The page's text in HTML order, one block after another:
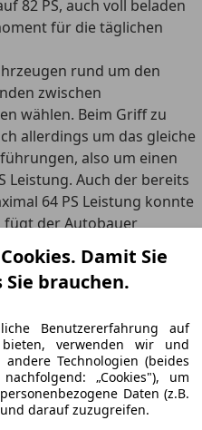
82 PS, auch voll beladen
für die täglichen
rund um den
zwischen
wählen. Beim Griff zu
allerdings um das gleiche
also um einen
Leistung. Auch der bereits
64 PS Leistung konnte
der Autobauer
hinzu, die
vor allem mehr
und eine spezielle
PS Leistung, die wieder
die Straße gelangen.
im Übrigen zumindest
über ein manuelles
Nur gegen Aufpreis war
mit einer
verfügbar.
Damit Sie
brauchen.
Benutzererfahrung auf
verwenden wir und
Technologien (beides
„Cookies"), um
Daten (z.B.
darauf zuzugreifen.